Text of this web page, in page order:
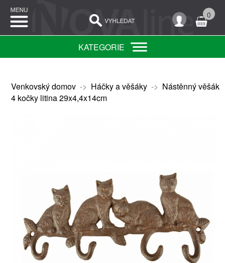
0
KATEGORIE
Venkovský domov-> Háčky a věšáky-> Nástěnný věšák
4 kočky litina 29x4,4x14cm